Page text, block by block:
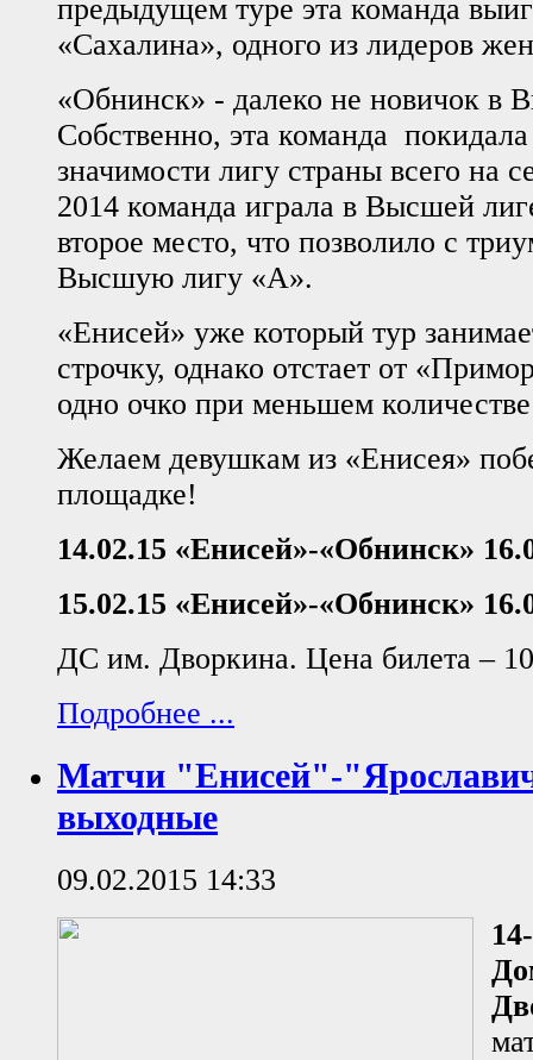
предыдущем туре эта команда
«Сахалина», одного из лидеров
«Обнинск» - далеко не новичок в
Собственно, эта команда
значимости лигу страны всего на
2014 команда играла в Высшей
второе место, что позволило с
Высшую лигу «А».
«Енисей» уже который тур
строчку, однако отстает от
одно очко при меньшем
Желаем девушкам из «Енисея»
площадке!
14.02.15 «Енисей»-«Обнинск»
15.02.15 «Енисей»-«Обнинск»
ДС им. Дворкина. Цена билета –
Подробнее ...
Матчи "Енисей"-
выходные
09.02.2015 14:33